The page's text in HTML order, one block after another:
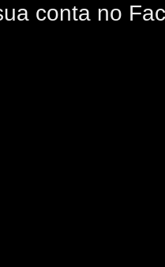
conta no